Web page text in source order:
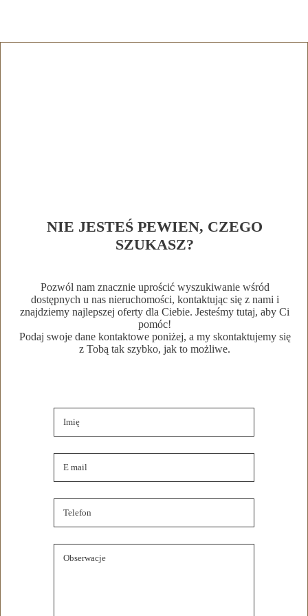
Szczegóły oferty
NIE JESTEŚ PEWIEN, CZEGO
SZUKASZ?
Pozwól nam znacznie uprościć wyszukiwanie wśród
dostępnych u nas nieruchomości, kontaktując się z nami i
znajdziemy najlepszej oferty dla Ciebie. Jesteśmy tutaj, aby Ci
pomóc!
Podaj swoje dane kontaktowe poniżej, a my skontaktujemy się
z Tobą tak szybko, jak to możliwe.